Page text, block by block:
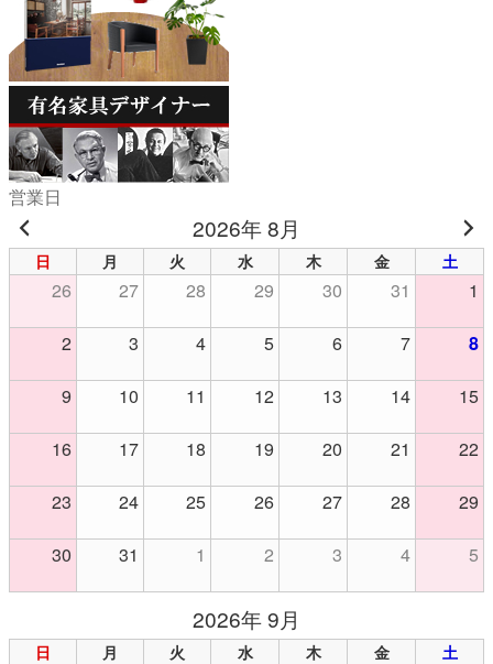
営業日
2026年 8月
日 月 火 水 木 金 土
26 27 28 29 30 31 1
2 3 4 5 6 7 8
9 10 11 12 13 14 15
16 17 18 19 20 21 22
23 24 25 26 27 28 29
30 31 1 2 3 4 5
2026年 9月
日 月 火 水 木 金 土